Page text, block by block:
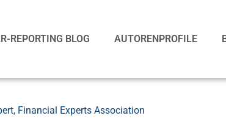
REPORTING BLOG AUTORENPROFILE
, Financial Experts Association